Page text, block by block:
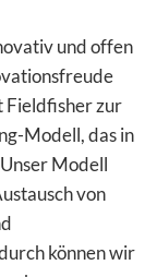
und offen
Fieldfisher zur
Modell, das in
Modell
von
können wir